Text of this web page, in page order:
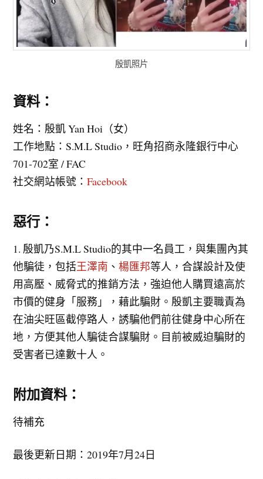
殷凱照片
資料：
姓名：殷凱 Yan Hoi（女）
工作地點：S.M.L Studio，旺角招商永隆銀行中心
701-702室 / FAC
社交網站帳號：Facebook
惡行：
1. 殷凱乃S.M.L Studio的其中一名員工，與集團內其
他騙徒，包括王澤南 、楊匯邦等人，合謀設計及使
用高壓、威脅式的推銷方法，強迫他人購買遠高於
市價的健身「服務」，藉此騙財。殷凱主要職責為
在油尖旺區截停路人，誘騙他們前往健身中心所在
地，方便其他人騙徒合謀騙財。目前被威迫騙財的
受害者已達數十人。
附加資料：
待補充
最後更新日期：2019年7月24日